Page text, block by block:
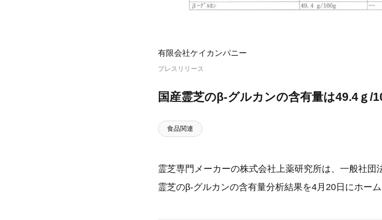
有限会社ケイカンパニー
プレスリリース
国産霊芝のβ-グルカンの含有量は49.4ｇ/
食品関連
霊芝専門メーカーの株式会社上薬研究所は、一般社団
霊芝のβ-グルカンの含有量分析結果を4月20日にホー